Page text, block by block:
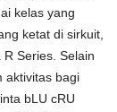
kelas yang
ketat di sirkuit,
Series. Selain
aktivitas bagi
bLU cRU